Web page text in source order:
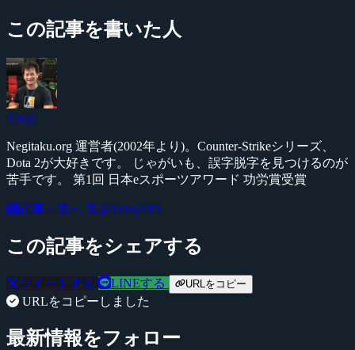
この記事を書いた人
Yossy
Negitaku.org 運営者(2002年より)。Counter-Strikeシリーズ、
Dota 2が大好きです。 じゃがいも、誤字脱字を見つけるのが
苦手です。 第1回 日本eスポーツアワード 功労賞受賞
記事一覧へ @YossyFPS
この記事をシェアする
ツイートする LINEする URLをコピー
URLをコピーしました
最新情報をフォロー